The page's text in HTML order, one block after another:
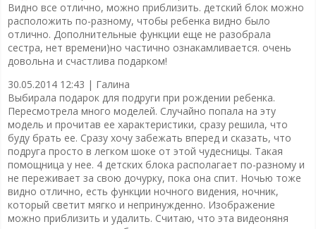
Видно все отлично, можно приблизить. детский блок можно
расположить по-разному, чтобы ребенка видно было
отлично. Дополнительные функции еще не разобрала
сестра, нет времени)но частично ознакамливается. очень
довольна и счастлива подарком!
30.05.2014 12:43 | Галина
Выбирала подарок для подруги при рождении ребенка.
Пересмотрела много моделей. Случайно попала на эту
модель и прочитав ее характеристики, сразу решила, что
буду брать ее. Сразу хочу забежать вперед и сказать, что
подруга просто в легком шоке от этой чудесницы. Такая
помощница у нее. 4 детских блока располагает по-разному и
не переживает за свою дочурку, пока она спит. Ночью тоже
видно отлично, есть функции ночного видения, ночник,
который светит мягко и непринужденно. Изображение
можно приблизить и удалить. Считаю, что эта видеоняня